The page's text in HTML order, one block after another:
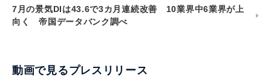
7月の景気DIは43.6で3カ月連続改善 10業界中6業界が上
向く 帝国データバンク調べ
動画で見るプレスリリース